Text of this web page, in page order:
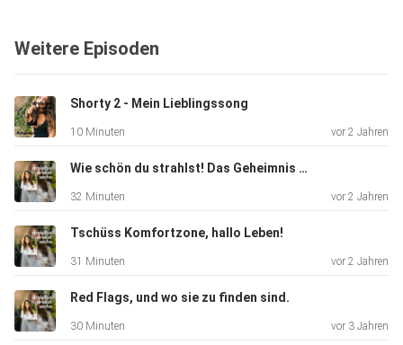
Weitere Episoden
Shorty 2 - Mein Lieblingssong
10 Minuten vor 2 Jahren
Wie schön du strahlst! Das Geheimnis einer tollen Ausstrahlung
32 Minuten vor 2 Jahren
Tschüss Komfortzone, hallo Leben!
31 Minuten vor 2 Jahren
Red Flags, und wo sie zu finden sind.
30 Minuten vor 3 Jahren